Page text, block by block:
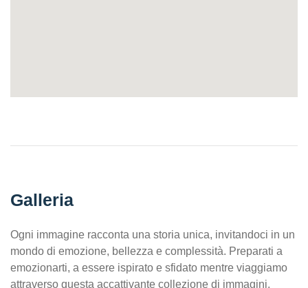
Galleria
Ogni immagine racconta una storia unica, invitandoci in un
mondo di emozione, bellezza e complessità. Preparati a
emozionarti, a essere ispirato e sfidato mentre viaggiamo
attraverso questa accattivante collezione di immagini.